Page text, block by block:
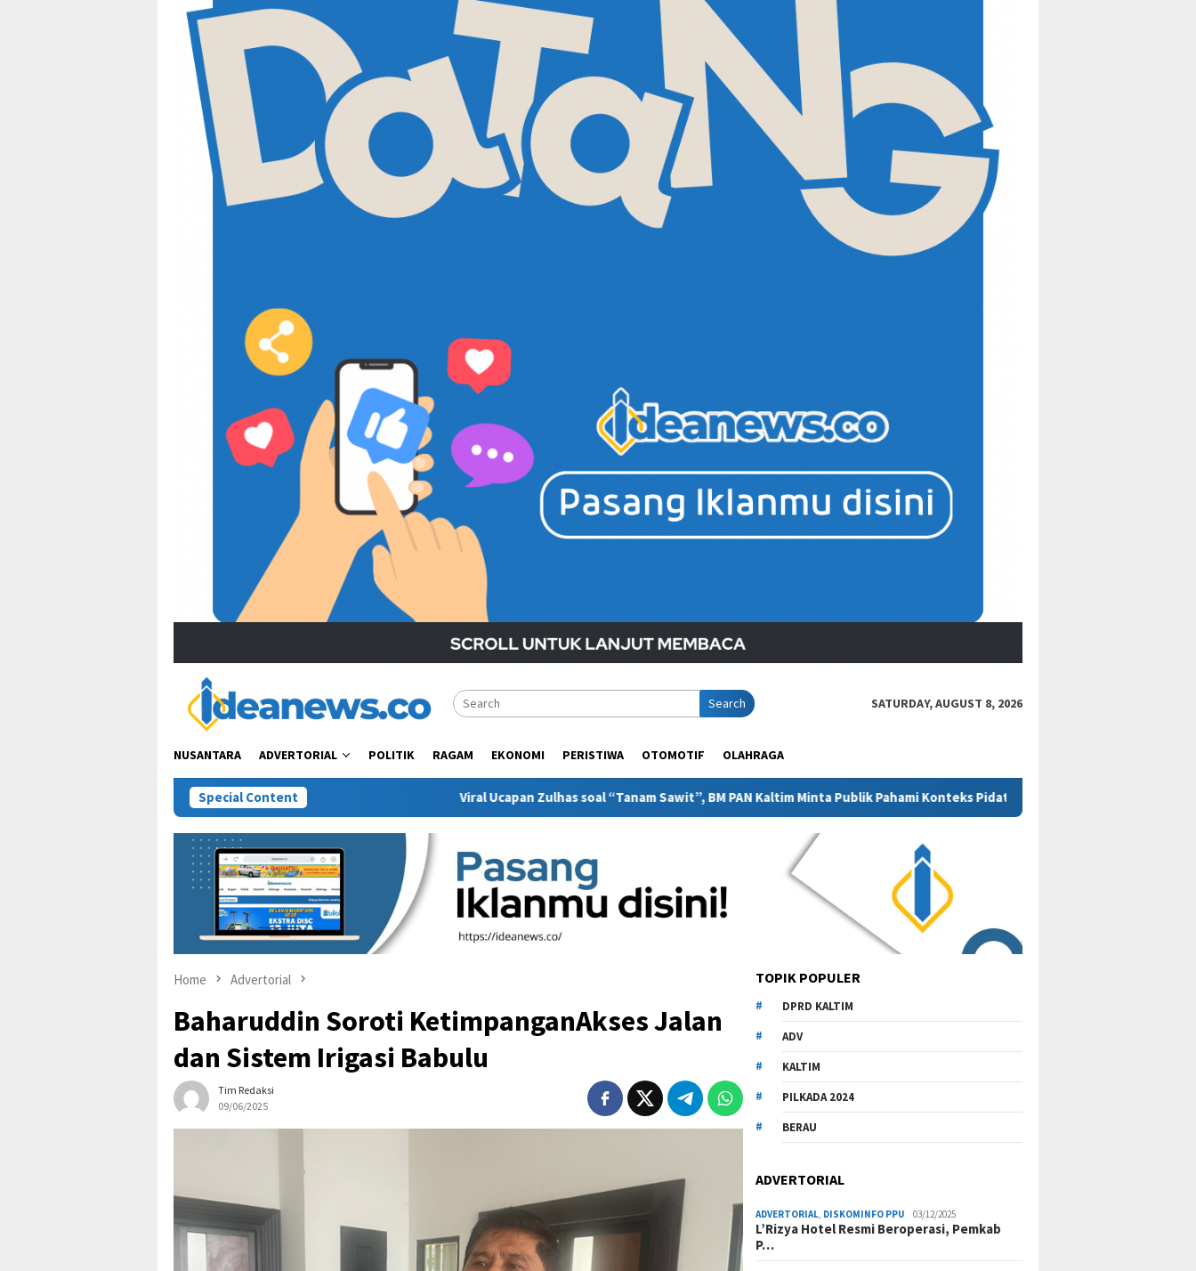
Search SATURDAY, AUGUST 8, 2026
NUSANTARA ADVERTORIAL POLITIK RAGAM EKONOMI PERISTIWA OTOMOTIF OLAHRAGA
Special Content Viral Ucapan Zulhas soal “Tanam Sawit”, BM PAN Kaltim Minta Publik Pahami Konteks Pidato Secara Utuh “Bacot Nih Pasien” Berujung
Home Advertorial
Baharuddin Soroti KetimpanganAkses Jalan
dan Sistem Irigasi Babulu
Tim Redaksi
09/06/2025
TOPIK POPULER
DPRD KALTIM
ADV
KALTIM
PILKADA 2024
BERAU
ADVERTORIAL
ADVERTORIAL, DISKOMINFO PPU 03/12/2025
L’Rizya Hotel Resmi Beroperasi, Pemkab
P…